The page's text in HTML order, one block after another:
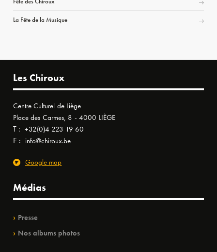
La Fête de la Musique
Les Chiroux
Centre Culturel de Liège
Place des Carmes, 8 - 4000 LIÈGE
T : +32(0)4 223 19 60
E : info@chiroux.be
Google map
Médias
Presse
Nos albums photos